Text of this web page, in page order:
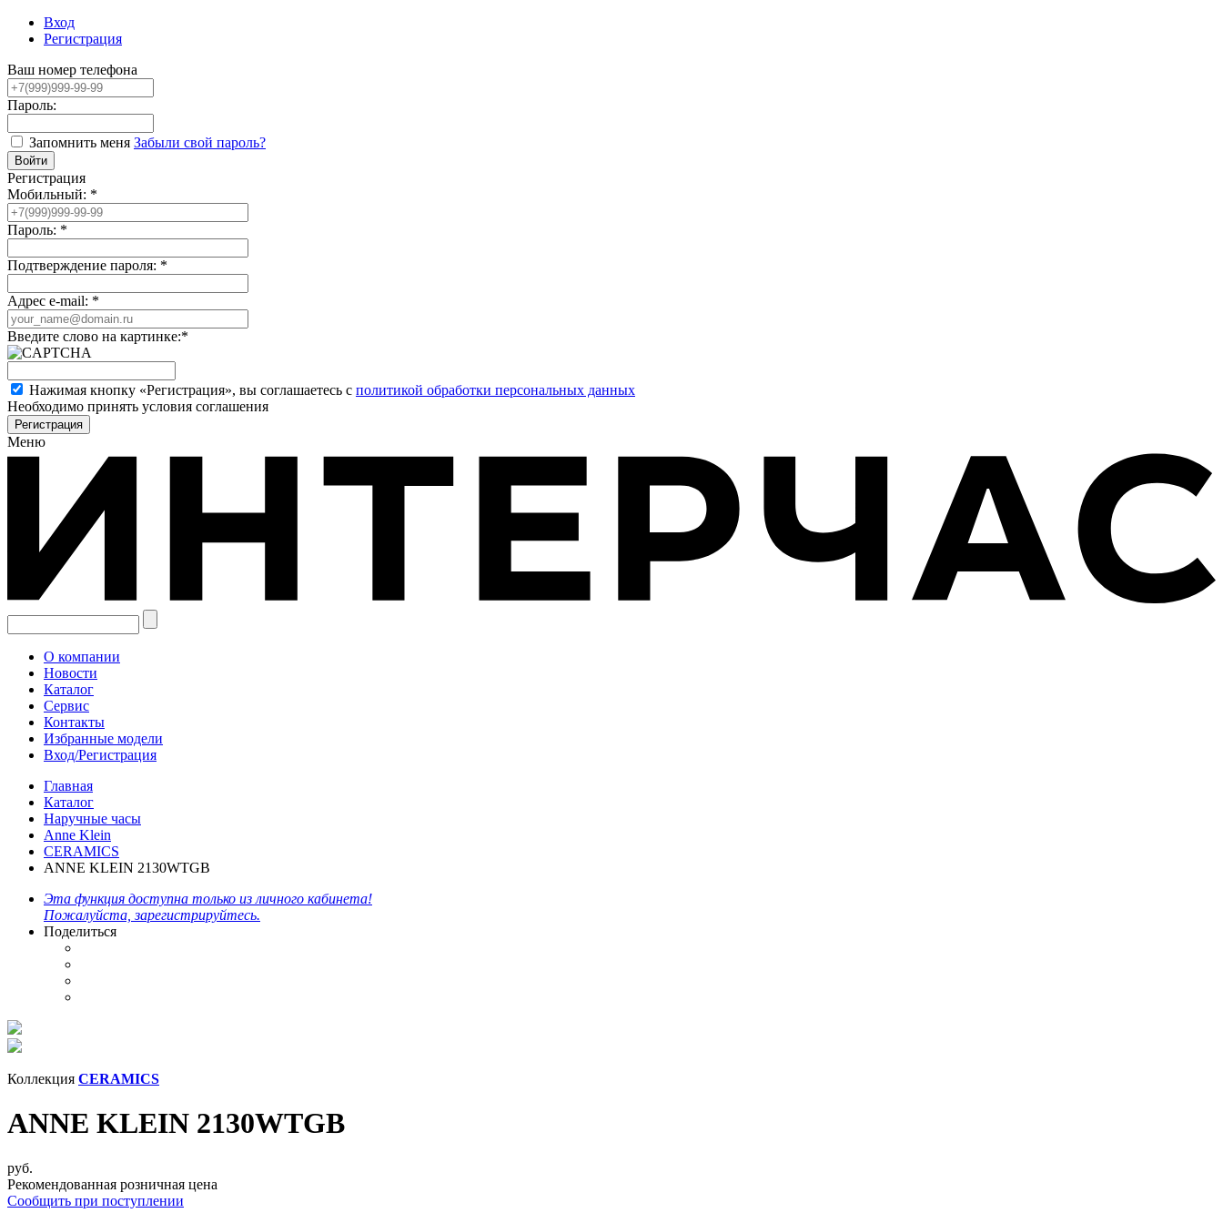
Вход
Регистрация
Ваш номер телефона
Пароль:
Запомнить меня Забыли свой пароль?
Регистрация
Мобильный: *
Пароль: *
Подтверждение пароля: *
Адрес e-mail: *
Введите слово на картинке:*
Нажимая кнопку «Регистрация», вы соглашаетесь с политикой обработки персональных данных
Необходимо принять условия соглашения
Меню
О компании
Новости
Каталог
Сервис
Контакты
Избранные модели
Вход/Регистрация
Главная
Каталог
Наручные часы
Anne Klein
CERAMICS
ANNE KLEIN 2130WTGB
Эта функция доступна только из личного кабинета!
Пожалуйста, зарегистрируйтесь.
Поделиться
Коллекция CERAMICS
ANNE KLEIN 2130WTGB
руб.
Рекомендованная розничная цена
Сообщить при поступлении